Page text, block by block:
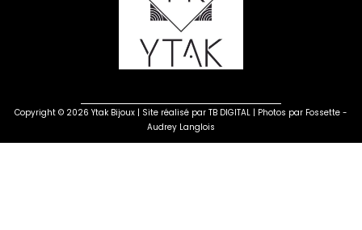
Copyright © 2026 Ytak Bijoux | Site réalisé par TB DIGITAL | Photos par Fossette -
Audrey Langlois